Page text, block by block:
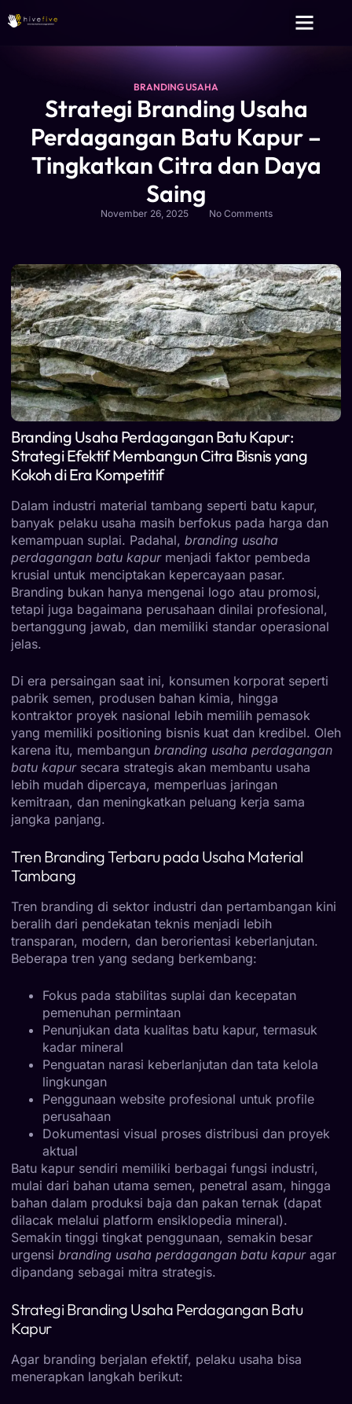
BRANDING USAHA
Strategi Branding Usaha
Perdagangan Batu Kapur –
Tingkatkan Citra dan Daya
Saing
November 26, 2025 No Comments
Branding Usaha Perdagangan Batu Kapur:
Strategi Efektif Membangun Citra Bisnis yang
Kokoh di Era Kompetitif
Dalam industri material tambang seperti batu kapur,
banyak pelaku usaha masih berfokus pada harga dan
kemampuan suplai. Padahal, branding usaha
perdagangan batu kapurmenjadi faktor pembeda
krusial untuk menciptakan kepercayaan pasar.
Branding bukan hanya mengenai logo atau promosi,
tetapi juga bagaimana perusahaan dinilai profesional,
bertanggung jawab, dan memiliki standar operasional
jelas.
Di era persaingan saat ini, konsumen korporat seperti
pabrik semen, produsen bahan kimia, hingga
kontraktor proyek nasional lebih memilih pemasok
yang memiliki positioning bisnis kuat dan kredibel. Oleh
karena itu, membangun branding usaha perdagangan
batu kapursecara strategis akan membantu usaha
lebih mudah dipercaya, memperluas jaringan
kemitraan, dan meningkatkan peluang kerja sama
jangka panjang.
Tren Branding Terbaru pada Usaha Material
Tambang
Tren branding di sektor industri dan pertambangan kini
beralih dari pendekatan teknis menjadi lebih
transparan, modern, dan berorientasi keberlanjutan.
Beberapa tren yang sedang berkembang:
Fokus pada stabilitas suplai dan kecepatan
pemenuhan permintaan
Penunjukan data kualitas batu kapur, termasuk
kadar mineral
Penguatan narasi keberlanjutan dan tata kelola
lingkungan
Penggunaan website profesional untuk profile
perusahaan
Dokumentasi visual proses distribusi dan proyek
aktual
Batu kapur sendiri memiliki berbagai fungsi industri,
mulai dari bahan utama semen, penetral asam, hingga
bahan dalam produksi baja dan pakan ternak (dapat
dilacak melalui platform ensiklopedia mineral).
Semakin tinggi tingkat penggunaan, semakin besar
urgensi branding usaha perdagangan batu kapuragar
dipandang sebagai mitra strategis.
Strategi Branding Usaha Perdagangan Batu
Kapur
Agar branding berjalan efektif, pelaku usaha bisa
menerapkan langkah berikut: